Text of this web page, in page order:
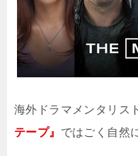
海外ドラマメンタリス
テープ』 ではごく自然